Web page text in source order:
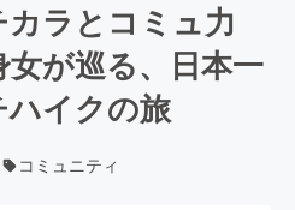
ラとコミュ力
が巡る、日本一
イクの旅
コミュニティ